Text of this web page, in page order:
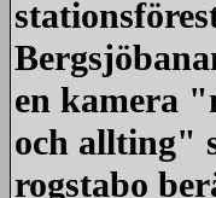
en kamera
och allting"
rogstabo